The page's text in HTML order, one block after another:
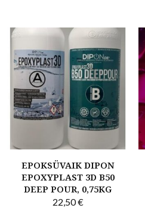
EPOKSÜVAIK DIPON
EPOXYPLAST 3D B50
DEEP POUR, 0,75KG
22,50€